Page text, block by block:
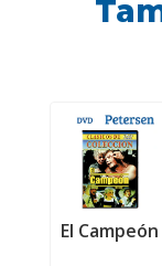
El Campeón